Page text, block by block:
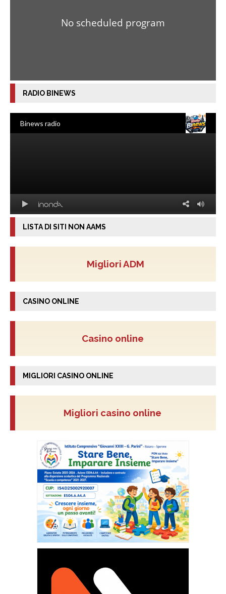
RADIO BINEWS
LISTA DI SITI NON AAMS
Migliori ADM
CASINO ONLINE
Casino online
MIGLIORI CASINO ONLINE
Migliori casino online